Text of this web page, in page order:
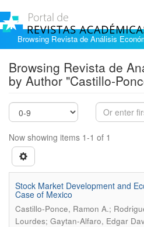
Browsing Revista de Análisis
Browsing Revista de
by Author "Castillo-
Now showing items 1-1 of 1
Stock Market Development and
Case of Mexico
Castillo-Ponce, Ramon A.;
Lourdes; Gaytan-Alfaro, Edgar